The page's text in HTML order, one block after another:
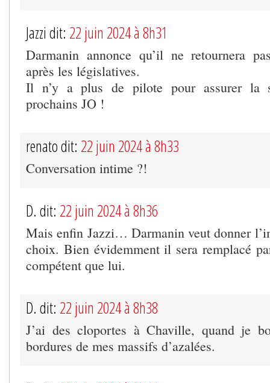
Jazzi dit: 22 juin 2024 à 8h31
Darmanin annonce qu’il ne retournera
après les législatives.
Il n’y a plus de pilote pour assurer la
prochains JO !
renato dit: 22 juin 2024 à 8h33
Conversation intime ?!
D. dit: 22 juin 2024 à 8h36
Mais enfin Jazzi… Darmanin veut donner
choix. Bien évidemment il sera remplacé
compétent que lui.
D. dit: 22 juin 2024 à 8h38
J’ai des cloportes à Chaville, quand je
bordures de mes massifs d’azalées.